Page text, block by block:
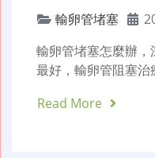
輸卵管堵塞
輸卵管堵塞怎麼辦
最好，輸卵管阻塞
Read More